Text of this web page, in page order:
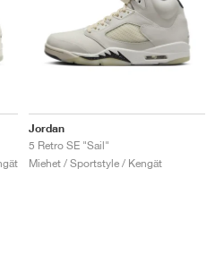
Jordan
5 Retro SE "Sail"
Miehet / Sportstyle / Kengät